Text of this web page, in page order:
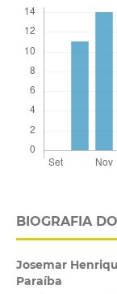
BIOGRAFIA
Josemar
Paraíba